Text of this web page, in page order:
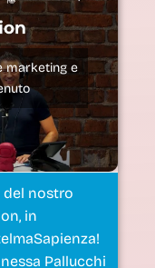
marketing e
del nostro
in
Pallucchi